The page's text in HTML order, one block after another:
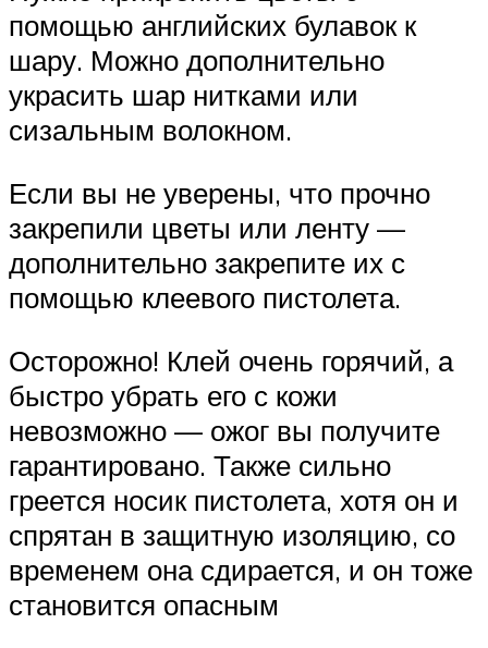
помощью английских булавок к
шару. Можно дополнительно
украсить шар нитками или
сизальным волокном.
Если вы не уверены, что прочно
закрепили цветы или ленту —
дополнительно закрепите их с
помощью клеевого пистолета.
Осторожно! Клей очень горячий, а
быстро убрать его с кожи
невозможно — ожог вы получите
гарантировано. Также сильно
греется носик пистолета, хотя он и
спрятан в защитную изоляцию, со
временем она сдирается, и он тоже
становится опасным